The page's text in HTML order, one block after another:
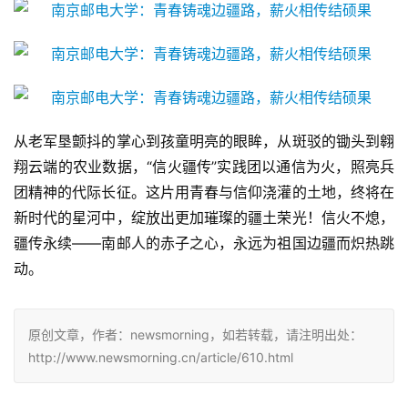
从老军垦颤抖的掌心到孩童明亮的眼眸，从斑驳的锄头到翱
翔云端的农业数据，“信火疆传”实践团以通信为火，照亮兵
团精神的代际长征。这片用青春与信仰浇灌的土地，终将在
新时代的星河中，绽放出更加璀璨的疆土荣光！信火不熄，
疆传永续——南邮人的赤子之心，永远为祖国边疆而炽热跳
动。
原创文章，作者：newsmorning，如若转载，请注明出处：
http://www.newsmorning.cn/article/610.html